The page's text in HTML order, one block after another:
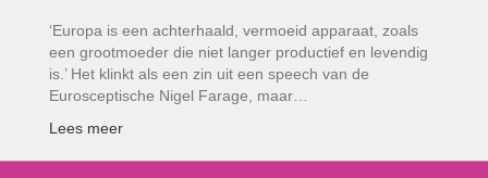
‘Europa is een achterhaald, vermoeid apparaat, zoals
een grootmoeder die niet langer productief en levendig
is.’ Het klinkt als een zin uit een speech van de
Eurosceptische Nigel Farage, maar…
Lees meer